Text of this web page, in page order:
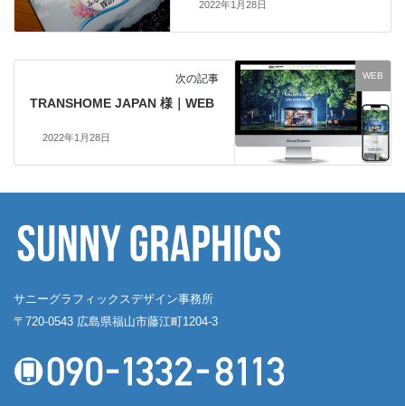
2022年1月28日
WEB
次の記事
TRANSHOME JAPAN 様｜WEB
2022年1月28日
サニーグラフィックスデザイン事務所
〒720-0543 広島県福山市藤江町1204-3